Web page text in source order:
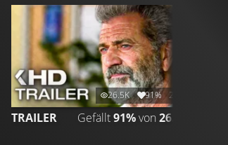
26.5K 91% 2:03
TRAILER Gefällt91%von 26.510